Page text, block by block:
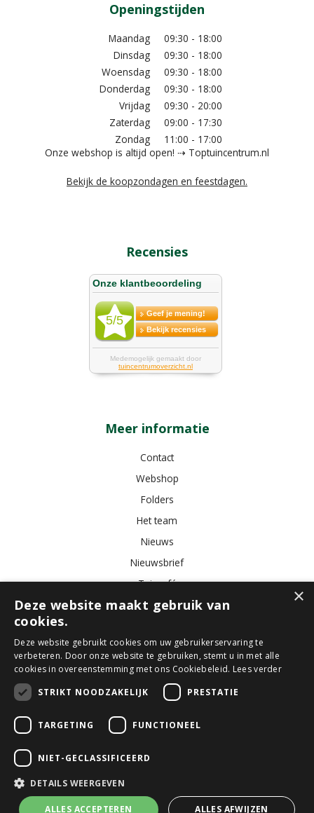
Openingstijden
Maandag
09:30 - 18:00
Dinsdag
09:30 - 18:00
Woensdag
09:30 - 18:00
Donderdag
09:30 - 18:00
Vrijdag
09:30 - 20:00
Zaterdag
09:00 - 17:30
Zondag
11:00 - 17:00
Onze webshop is altijd open! ⇢ Toptuincentrum.nl
Bekijk de koopzondagen en feestdagen.
Recensies
Meer informatie
Contact
Webshop
Folders
Het team
Nieuws
Nieuwsbrief
Tuincafé
Vacatures
Tuincentrum Bloemist Kamerplanten Kunstbloemen
Buitenplanten
Tuinmeubelen
© GroenRijk Den Bosch
Tuincentrum Overzicht
Algemene voorwaarden
×
Deze website maakt gebruik van
cookies.
Deze website gebruikt cookies om uw gebruikerservaring te
verbeteren. Door onze website te gebruiken, stemt u in met alle
cookies in overeenstemming met ons Cookiebeleid. Lees verder
STRIKT NOODZAKELIJK
PRESTATIE
TARGETING FUNCTIONEEL
NIET-GECLASSIFICEERD
DETAILS WEERGEVEN
ALLES ACCEPTEREN ALLES AFWIJZEN